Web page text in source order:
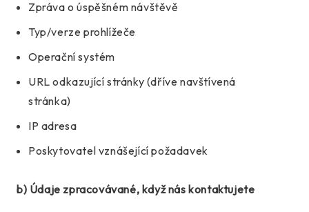
Zpráva o úspěšném návštěvě
Typ/verze prohlížeče
Operační systém
URL odkazující stránky (dříve navštívená
stránka)
IP adresa
Poskytovatel vznášející požadavek
b) Údaje zpracovávané, když nás kontaktujete